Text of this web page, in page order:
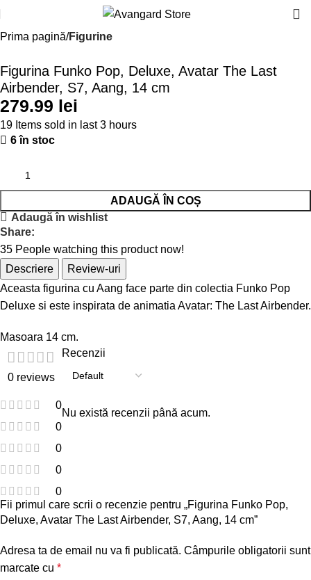
Prima pagină Figurine
Figurina Funko Pop, Deluxe, Avatar The Last
Airbender, S7, Aang, 14 cm
lei
19 Items sold in last 3 hours
6 în stoc
ADAUGĂ ÎN COȘ
Adaugă în wishlist
Share:
35 People watching this product now!
Descriere
Review-uri
Aceasta figurina cu Aang face parte din colectia Funko Pop
Deluxe si este inspirata de animatia Avatar: The Last Airbender.
Masoara 14 cm.
0 reviews
0
0
0
0
0
Recenzii
Nu există recenzii până acum.
Fii primul care scrii o recenzie pentru „Figurina Funko Pop,
Deluxe, Avatar The Last Airbender, S7, Aang, 14 cm”
Adresa ta de email nu va fi publicată. Câmpurile obligatorii sunt
marcate cu *